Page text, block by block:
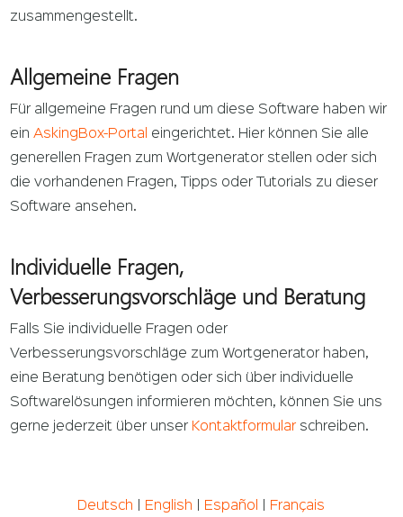
zusammengestellt.
Allgemeine Fragen
Für allgemeine Fragen rund um diese Software haben wir
einAskingBox-Portal
eingerichtet. Hier können Sie alle
generellen Fragen zum Wortgenerator stellen oder sich
die vorhandenen Fragen, Tipps oder Tutorials zu dieser
Software ansehen.
Individuelle Fragen,
Verbesserungsvorschläge und Beratung
Falls Sie individuelle Fragen oder
Verbesserungsvorschläge zum Wortgenerator haben,
eine Beratung benötigen oder sich über individuelle
Softwarelösungen informieren möchten, können Sie uns
gerne jederzeit über unser Kontaktformular schreiben.
Deutsch English Español Français